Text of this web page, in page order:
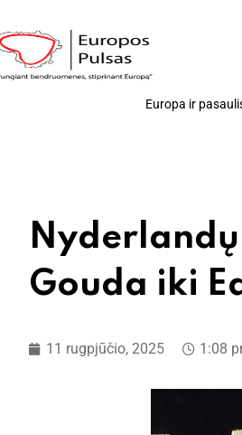
Europa ir
Gouda iki
11 rugpjūčio, 2025 1:08